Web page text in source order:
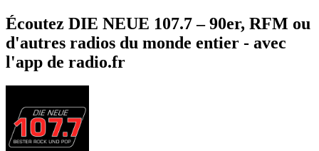
Écoutez DIE NEUE 107.7 – 90er, RFM ou
d'autres radios du monde entier - avec
l'app de radio.fr